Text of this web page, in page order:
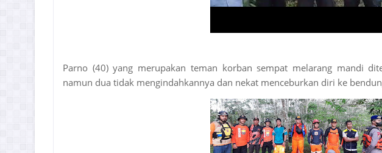
Parno (40) yang merupakan teman korban sempat melarang mandi
namun dua tidak mengindahkannya dan nekat menceburkan diri ke